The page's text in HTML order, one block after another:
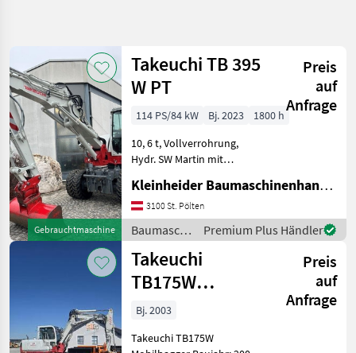
Kategorie 4 Land Filter
AKTUELLER
Bautechnik
Baumaschinen
Mobilbagger
Takeuchi
CAT
Zurücksetzen
32
anzeigen
Gebrauchtmaschine
Takeuchi TB 395
W PT
Preis
auf
Anfrage
114 PS/84 kW Bj. 2023
1800 h
10, 6 t, Vollverrohrung,
Hydr. SW Martin mit
Ausführung, Schild,
Böschungslöffel (1500 mm),
Tieflöffel (300/600 mm),
Top Zustand
Baumaschinen Mobil
Kleinheider Baumaschinenhandel GmbH.
3100 St. Pölten
Baumaschinen
/ Takeuchi
Premium Plus Händler
Takeuchi
TB175W
Mobilbagger
Preis
auf
Anfrage
Bj. 2003
Takeuchi TB175W